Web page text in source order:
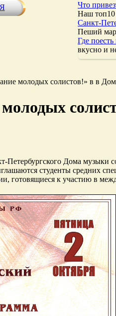
Что
Наш топ10
Санкт-
Пеший
Где
вкусно и
молодых солистов!» в в
Петербургского Дома музыки
студенты средних
готовящиеся к участию в